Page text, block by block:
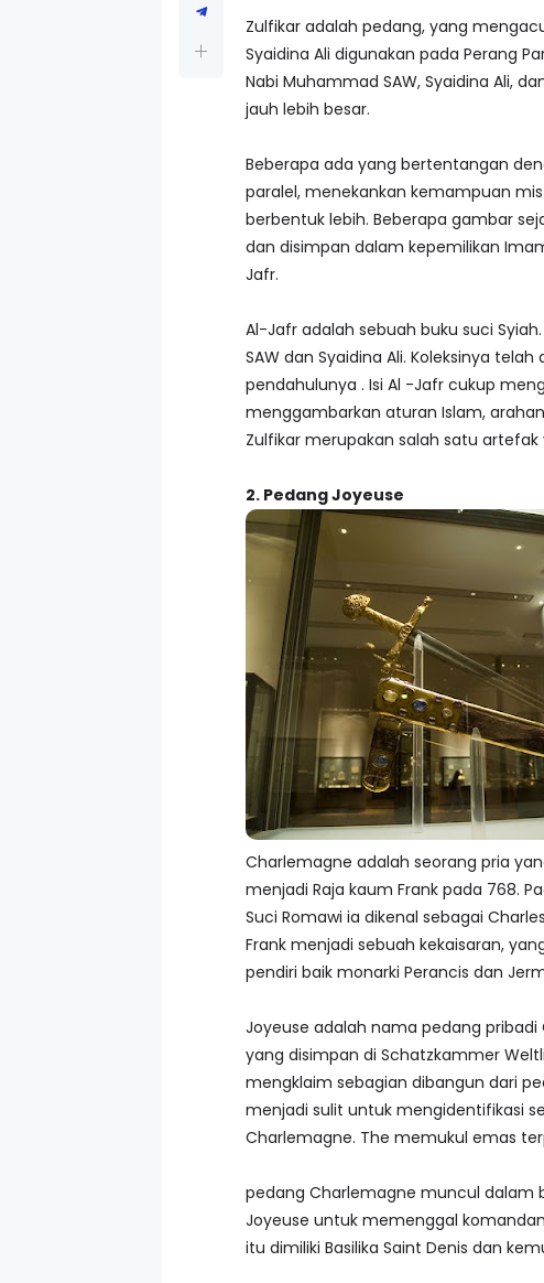
Zulfikar adalah pedang, yang
Syaidina Ali digunakan pada Perang
Nabi Muhammad SAW, Syaidina Ali,
jauh lebih besar.
Beberapa ada yang bertentangan
paralel, menekankan kemampuan
berbentuk lebih. Beberapa gambar
dan disimpan dalam kepemilikan
Jafr.
Al-Jafr adalah sebuah buku suci
SAW dan Syaidina Ali. Koleksinya
pendahulunya . Isi Al -Jafr cukup
menggambarkan aturan Islam,
Zulfikar merupakan salah satu
2. Pedang Joyeuse
Charlemagne adalah seorang pria
menjadi Raja kaum Frank pada 768.
Suci Romawi ia dikenal sebagai
Frank menjadi sebuah kekaisaran,
pendiri baik monarki Perancis dan
Joyeuse adalah nama pedang
yang disimpan di Schatzkammer
mengklaim sebagian dibangun dari
menjadi sulit untuk mengidentifikasi
Charlemagne. The memukul emas
pedang Charlemagne muncul dalam
Joyeuse untuk memenggal
itu dimiliki Basilika Saint Denis dan